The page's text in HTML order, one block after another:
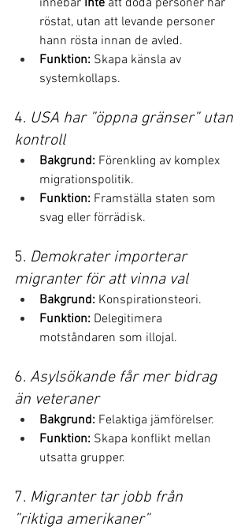
röstat, utan att levande personer
hann rösta innan de avled.
Funktion: Skapa känsla av
systemkollaps.
4. USA har ”öppna gränser” utan
kontroll
Bakgrund: Förenkling av komplex
migrationspolitik.
Funktion: Framställa staten som
svag eller förrädisk.
5. Demokrater importerar
migranter för att vinna val
Bakgrund: Konspirationsteori.
Funktion: Delegitimera
motståndaren som illojal.
6. Asylsökande får mer bidrag
än veteraner
Bakgrund: Felaktiga jämförelser.
Funktion: Skapa konflikt mellan
utsatta grupper.
7. Migranter tar jobb från
”riktiga amerikaner”